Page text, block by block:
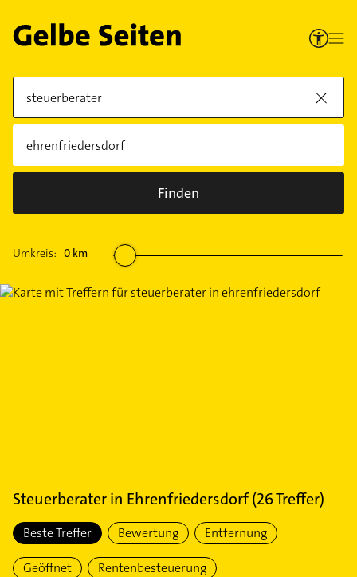
Finden
Umkreis: 0 km
Steuerberaterin Ehrenfriedersdorf(26Treffer)
Beste Treffer Bewertung Entfernung
Geöffnet Rentenbesteuerung